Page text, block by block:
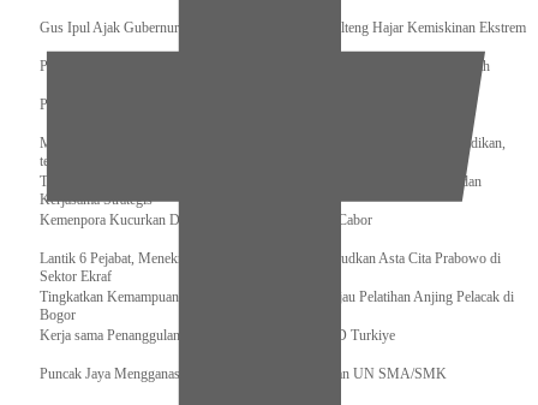
Gus Ipul Ajak Gubernur dan Bupati/Wali Kota se-Kalteng Hajar Kemiskinan Ekstrem
Panglima TNI Sambut Kedatangan Presiden RI Usai Lawatan ke Timur Tengah
Pengurus Pusat Pordasi Pacu Dapat Pesan dari Sri Paduka
Menag RI dan Dua Menteri Yordania Jalin Sinergi Bidang Wakaf dan Pendidikan,
termasuk Beasiswa
Tiba di Tanah Air, Presiden Prabowo Subianto Bawa Komitmen Investasi dan
Kerjasama Strategis
Kemenpora Kucurkan Dana untuk Pelatnas pada 13 Cabor
Lantik 6 Pejabat, Menekraf Tegaskan Komitmen Wujudkan Asta Cita Prabowo di
Sektor Ekraf
Tingkatkan Kemampuan K9 TNI, Panglima TNI Tinjau Pelatihan Anjing Pelacak di
Bogor
Kerja sama Penanggulangan Bencana BNPB – AFAD Turkiye
Puncak Jaya Mengganas, TNI-POLRI Solid Amankan UN SMA/SMK